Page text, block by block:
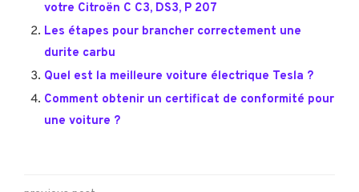
votre Citroën C C3, DS3, P 207
Les étapes pour brancher correctement une
durite carbu
Quel est la meilleure voiture électrique Tesla ?
Comment obtenir un certificat de conformité pour
une voiture ?